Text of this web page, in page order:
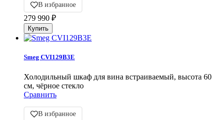
В избранное
279 990 ₽
Smeg CVI129B3E
Холодильный шкаф для вина встраиваемый, высота 60
см, чёрное стекло
Сравнить
В избранное